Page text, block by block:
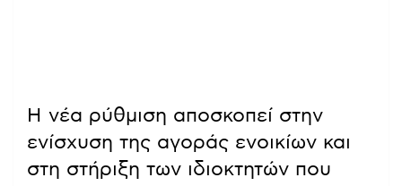
Η νέα ρύθμιση αποσκοπεί στην
ενίσχυση της αγοράς ενοικίων και
στη στήριξη των ιδιοκτητών που